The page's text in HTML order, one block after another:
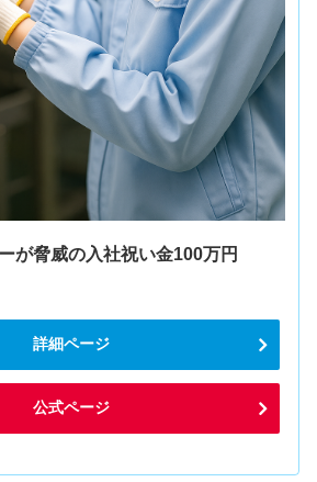
が脅威の入社祝い金100万円
詳細ページ
公式ページ